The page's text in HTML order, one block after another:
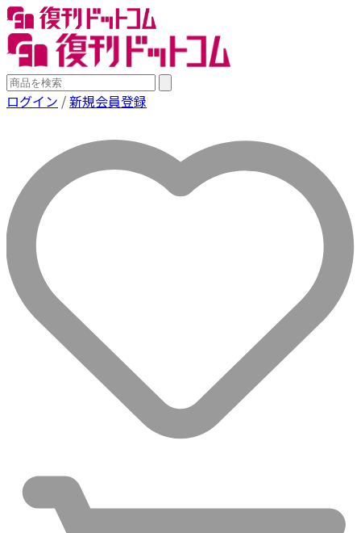
ログイン /新規会員登録